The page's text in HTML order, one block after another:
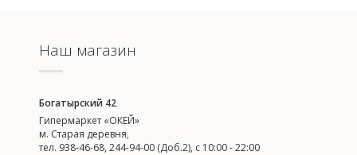
Наш магазин
Богатырский 42
Гипермаркет «ОКЕЙ»
м. Старая деревня,
тел. 938-46-68, 244-94-00 (Доб.2), c 10:00 - 22:00